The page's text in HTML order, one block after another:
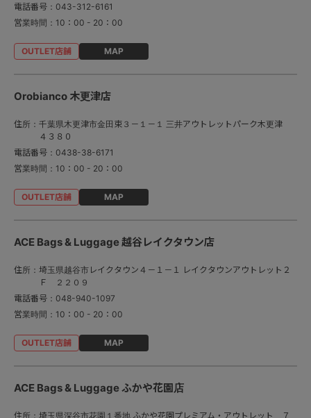
電話番号： 043-312-6161
営業時間： 10：00 - 20：00
MAP
Orobianco 木更津店
住所： 千葉県木更津市金田束３－１－１ 三井アウトレットパーク木更津
４３８０
電話番号： 0438-38-6171
営業時間： 10：00 - 20：00
MAP
ACE Bags & Luggage 越谷レイクタウン店
住所： 埼玉県越谷市レイクタウン４－１－１ レイクタウンアウトレット２
Ｆ ２２０９
電話番号： 048-940-1097
営業時間： 10：00 - 20：00
MAP
ACE Bags & Luggage ふかや花園店
住所： 埼玉県深谷市花園１番地 ふかや花園プレミアム・アウトレット ７